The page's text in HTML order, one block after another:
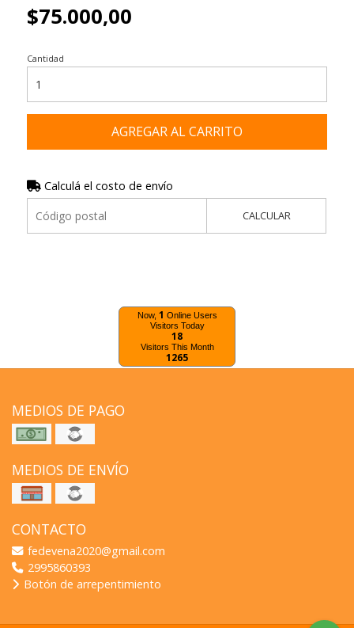
$75.000,00
Cantidad
AGREGAR AL CARRITO
Calculá el costo de envío
CALCULAR
Now, 1 Online Users
Visitors Today
18
Visitors This Month
1265
MEDIOS DE PAGO
MEDIOS DE ENVÍO
CONTACTO
fedevena2020@gmail.com
2995860393
Botón de arrepentimiento